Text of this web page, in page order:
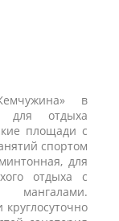
именно по
от
на
самого
также часто
в
для отдыха
площади с
спортом
для
отдыха с
мангалами.